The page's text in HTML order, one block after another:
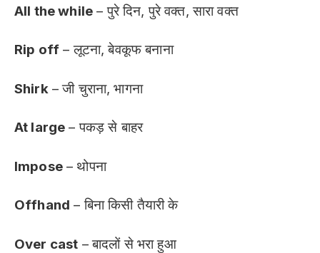
All the while – पुरे दिन, पुरे वक्त, सारा वक्त
Rip off – लूटना, बेवकूफ बनाना
Shirk– जी चुराना, भागना
At large – पकड़ से बाहर
Impose– थोपना
Offhand – बिना किसी तैयारी के
Over cast – बादलों से भरा हुआ